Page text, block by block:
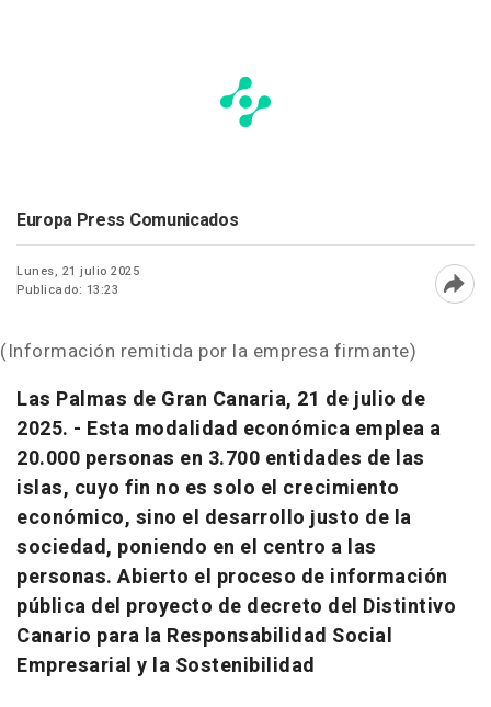
Europa Press Comunicados
Lunes, 21 julio 2025
Publicado: 13:23
(Información remitida por la empresa firmante)
Las Palmas de Gran Canaria, 21 de julio de
2025. - Esta modalidad económica emplea a
20.000 personas en 3.700 entidades de las
islas, cuyo fin no es solo el crecimiento
económico, sino el desarrollo justo de la
sociedad, poniendo en el centro a las
personas. Abierto el proceso de información
pública del proyecto de decreto del Distintivo
Canario para la Responsabilidad Social
Empresarial y la Sostenibilidad